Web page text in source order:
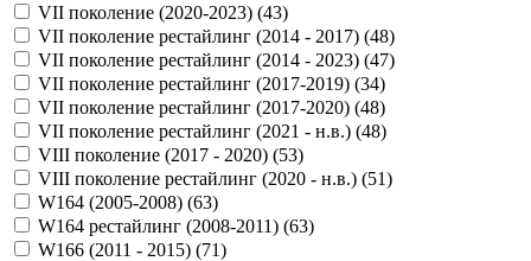
VII поколение (2020-2023) (43)
VII поколение рестайлинг (2014 - 2017) (48)
VII поколение рестайлинг (2014 - 2023) (47)
VII поколение рестайлинг (2017-2019) (34)
VII поколение рестайлинг (2017-2020) (48)
VII поколение рестайлинг (2021 - н.в.) (48)
VIII поколение (2017 - 2020) (53)
VIII поколение рестайлинг (2020 - н.в.) (51)
W164 (2005-2008) (63)
W164 рестайлинг (2008-2011) (63)
W166 (2011 - 2015) (71)